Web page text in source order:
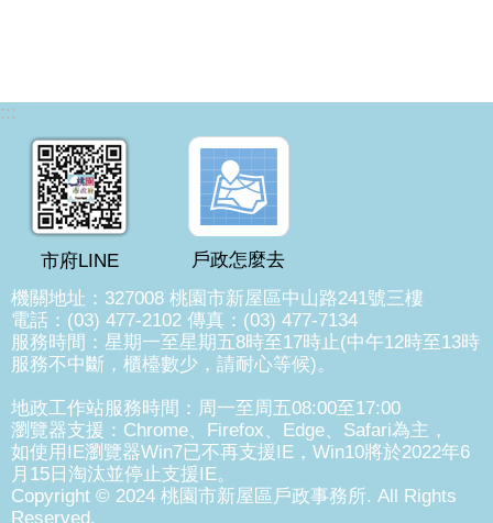
:::
市府LINE
戶政怎麼去
機關地址：327008 桃園市新屋區中山路241號三樓
電話：(03) 477-2102 傳真：(03) 477-7134
服務時間：星期一至星期五8時至17時止(中午12時至13時
服務不中斷，櫃檯數少，請耐心等候)。
地政工作站服務時間：周一至周五08:00至17:00
瀏覽器支援：Chrome、Firefox、Edge、Safari為主，
如使用IE瀏覽器Win7已不再支援IE，Win10將於2022年6
月15日淘汰並停止支援IE。
Copyright © 2024 桃園市新屋區戶政事務所. All Rights
Reserved.